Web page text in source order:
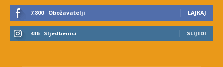
7,800 Obožavatelji LAJKAJ
436 Sljedbenici SLIJEDI